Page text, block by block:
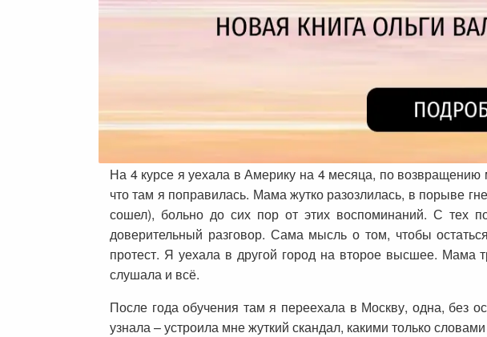
На 4 курсе я уехала в Америку на 4 месяца, по возвращению
что там я поправилась. Мама жутко разозлилась, в порыве
сошел), больно до сих пор от этих воспоминаний. С тех
доверительный разговор. Сама мысль о том, чтобы
протест. Я уехала в другой город на второе высшее. Мама
слушала и всё.
После года обучения там я переехала в Москву, одна, без
узнала – устроила мне жуткий скандал, какими только